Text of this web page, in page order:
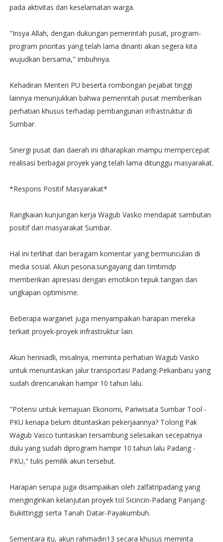
pada aktivitas dan keselamatan warga.
"Insya Allah, dengan dukungan pemerintah pusat, program-
program prioritas yang telah lama dinanti akan segera kita
wujudkan bersama," imbuhnya.
Kehadiran Menteri PU beserta rombongan pejabat tinggi
lainnya menunjukkan bahwa pemerintah pusat memberikan
perhatian khusus terhadap pembangunan infrastruktur di
Sumbar.
Sinergi pusat dan daerah ini diharapkan mampu mempercepat
realisasi berbagai proyek yang telah lama ditunggu masyarakat.
*Respons Positif Masyarakat*
Rangkaian kunjungan kerja Wagub Vasko mendapat sambutan
positif dari masyarakat Sumbar.
Hal ini terlihat dari beragam komentar yang bermunculan di
media sosial. Akun pesona.sungayang dan timtimdp
memberikan apresiasi dengan emotikon tepuk tangan dan
ungkapan optimisme.
Beberapa warganet juga menyampaikan harapan mereka
terkait proyek-proyek infrastruktur lain.
Akun henniadli, misalnya, meminta perhatian Wagub Vasko
untuk menuntaskan jalur transportasi Padang-Pekanbaru yang
sudah direncanakan hampir 10 tahun lalu.
"Potensi untuk kemajuan Ekonomi, Pariwisata Sumbar Tool -
PKU kenapa belum dituntaskan pekerjaannya? Tolong Pak
Wagub Vasco tuntaskan tersambung selesaikan secepatnya
dulu yang sudah diprogram hampir 10 tahun lalu Padang -
PKU," tulis pemilik akun tersebut.
Harapan serupa juga disampaikan oleh zalfatripadang yang
menginginkan kelanjutan proyek tol Sicincin-Padang Panjang-
Bukittinggi serta Tanah Datar-Payakumbuh.
Sementara itu, akun rahmadin13 secara khusus meminta